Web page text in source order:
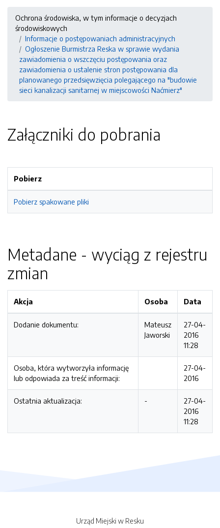
Ochrona środowiska, w tym informacje o decyzjach
środowiskowych
Informacje o postępowaniach administracyjnych
Ogłoszenie Burmistrza Reska w sprawie wydania
zawiadomienia o wszczęciu postępowania oraz
zawiadomienia o ustalenie stron postępowania dla
planowanego przedsięwzięcia polegającego na "budowie
sieci kanalizacji sanitarnej w miejscowości Naćmierz"
Załączniki do pobrania
Pobierz
Pobierz spakowane pliki
Metadane - wyciąg z rejestru
zmian
Akcja Osoba Data
Dodanie dokumentu:
Mateusz
Jaworski
27-04-
2016
11:28
Osoba, która wytworzyła informację
lub odpowiada za treść informacji:
27-04-
2016
Ostatnia aktualizacja: -
27-04-
2016
11:28
Urząd Miejski w Resku